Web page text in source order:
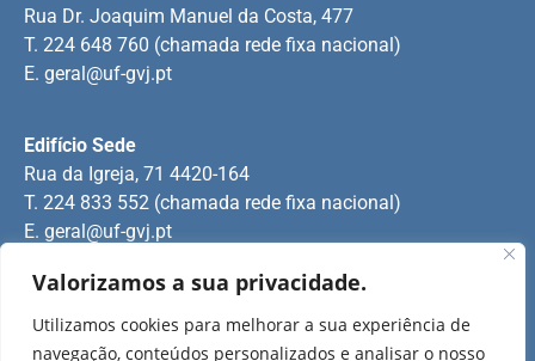
Valorizamos a sua privacidade.
Utilizamos cookies para melhorar a sua experiência de
navegação, conteúdos personalizados e analisar o nosso
Rua Manuel Pinto Martins
Edifício Sede
Rua da Igreja, 71 4420-164
T. 224 833 552 (chamada rede fixa nacional)
E. geral@uf-gvj.pt
Rua Dr. Joaquim Manuel da Costa, 477
T. 224 648 760 (chamada rede fixa nacional)
E. geral@uf-gvj.pt